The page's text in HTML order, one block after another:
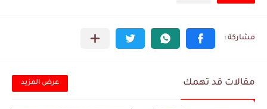
مقالات قد تهمك عرض المزيد